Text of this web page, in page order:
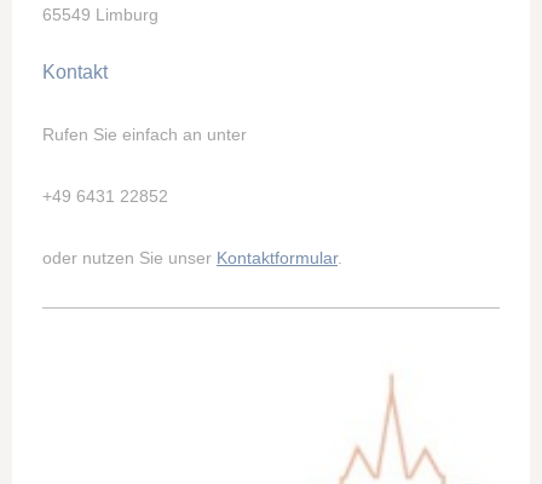
65549 Limburg
Kontakt
Rufen Sie einfach an unter
+49 6431 22852
oder nutzen Sie unser Kontaktformular.